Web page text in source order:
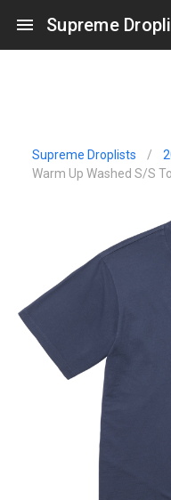
Supreme
Supreme Droplists /
Warm Up Washed S/S